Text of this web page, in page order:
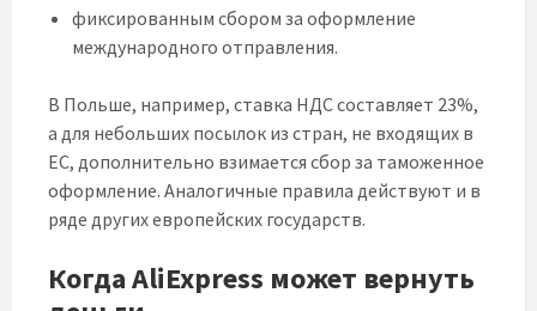
фиксированным сбором за оформление
международного отправления.
В Польше, например, ставка НДС составляет 23%,
а для небольших посылок из стран, не входящих в
ЕС, дополнительно взимается сбор за таможенное
оформление. Аналогичные правила действуют и в
ряде других европейских государств.
Когда AliExpress может вернуть